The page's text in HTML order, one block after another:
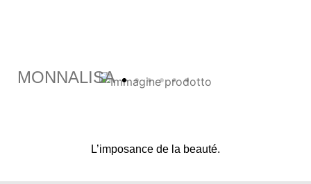
MONNALISA
L’imposance de la beauté.